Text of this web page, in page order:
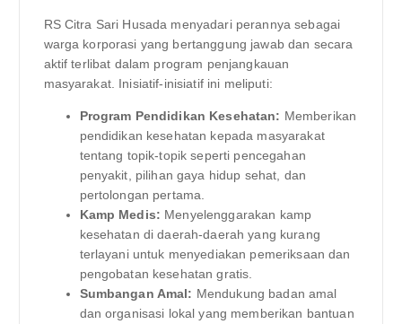
RS Citra Sari Husada menyadari perannya sebagai
warga korporasi yang bertanggung jawab dan secara
aktif terlibat dalam program penjangkauan
masyarakat. Inisiatif-inisiatif ini meliputi:
Program Pendidikan Kesehatan: Memberikan
pendidikan kesehatan kepada masyarakat
tentang topik-topik seperti pencegahan
penyakit, pilihan gaya hidup sehat, dan
pertolongan pertama.
Kamp Medis: Menyelenggarakan kamp
kesehatan di daerah-daerah yang kurang
terlayani untuk menyediakan pemeriksaan dan
pengobatan kesehatan gratis.
Sumbangan Amal: Mendukung badan amal
dan organisasi lokal yang memberikan bantuan